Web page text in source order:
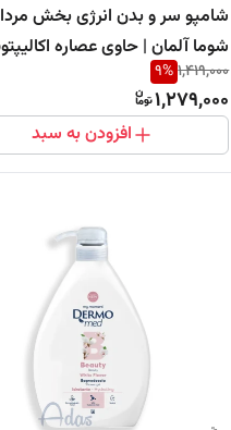
شامپو سر و بدن انرژی بخش
شوما آلمان | حاوی عصاره
1,419,000
9%
1,279,000
افزودن به سبد